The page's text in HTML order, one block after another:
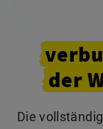
der
Die